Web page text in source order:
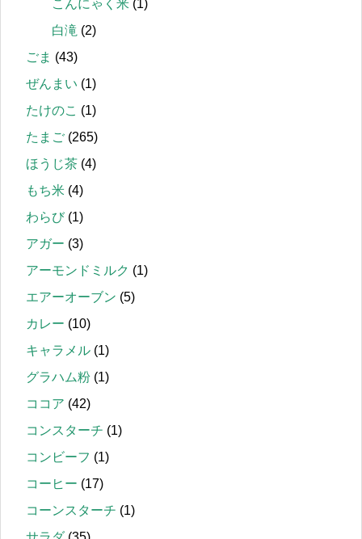
こんにゃく米 (1)
白滝 (2)
ごま (43)
ぜんまい (1)
たけのこ (1)
たまご (265)
ほうじ茶 (4)
もち米 (4)
わらび(1)
アガー (3)
アーモンドミルク (1)
エアーオーブン (5)
カレー (10)
キャラメル (1)
グラハム粉 (1)
ココア (42)
コンスターチ (1)
コンビーフ (1)
コーヒー (17)
コーンスターチ (1)